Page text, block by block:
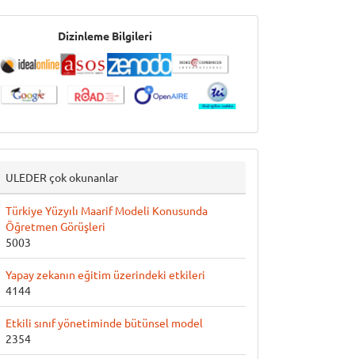
İndeksler
Dizinleme Bilgileri
ULEDER çok okunanlar
Türkiye Yüzyılı Maarif Modeli Konusunda
Öğretmen Görüşleri
5003
Yapay zekanın eğitim üzerindeki etkileri
4144
Etkili sınıf yönetiminde bütünsel model
2354